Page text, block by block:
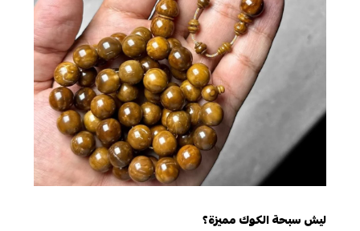
ليش سبحة الكوك مميزة؟